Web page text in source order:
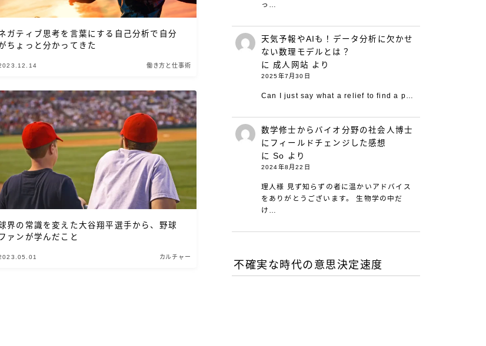
ガティブ思考を言葉にする自己分析で自分
ちょっと分かってきた
働き方と仕事術
界の常識を変えた大谷翔平選手から、野球
ファンが学んだこと
カルチャー
っ…
天気予報やAIも！データ分析に欠かせ
ない数理モデルとは？
に 成人网站 より
2025年7月30日
Can I just say what a relief to find a p…
数学修士からバイオ分野の社会人博士
にフィールドチェンジした感想
にSo より
2024年8月22日
理人様 見ず知らずの者に温かいアドバイス
をありがとうございます。 生物学の中だ
け…
不確実な時代の意思決定速度